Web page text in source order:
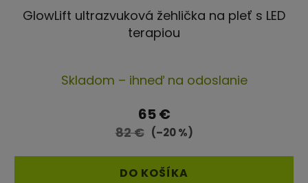
GlowLift ultrazvuková žehlička na pleť s LED
terapiou
hodnotenie
produktu
je
z
Skladom – ihneď na odoslanie
65 €
82 € (–20 %)
DO KOŠÍKA